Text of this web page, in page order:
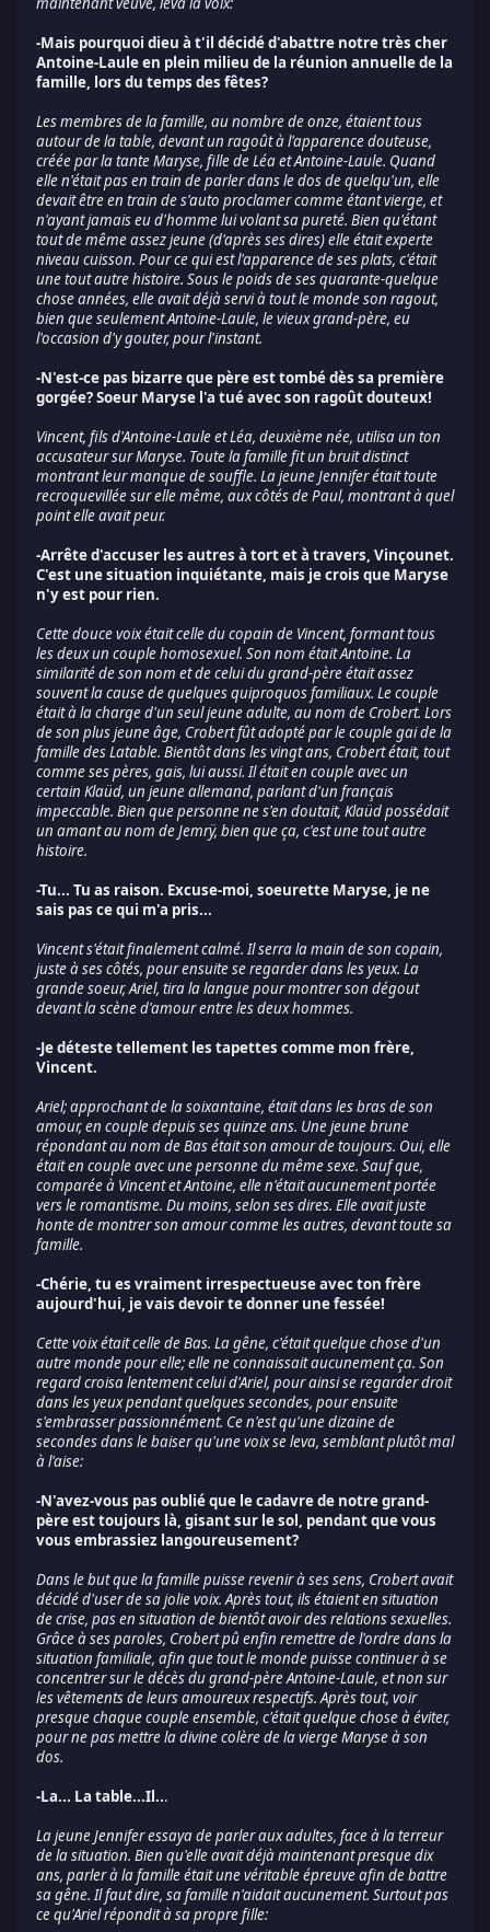
-Mais pourquoi dieu à t'il décidé d'abattre notre très cher
Antoine-Laule en plein milieu de la réunion annuelle de la
famille, lors du temps des fêtes?
Les membres de la famille, au nombre de onze, étaient tous
autour de la table, devant un ragoût à l'apparence douteuse,
créée par la tante Maryse, fille de Léa et Antoine-Laule. Quand
elle n'était pas en train de parler dans le dos de quelqu'un, elle
devait être en train de s'auto proclamer comme étant vierge, et
n'ayant jamais eu d'homme lui volant sa pureté. Bien qu'étant
tout de même assez jeune (d'après ses dires) elle était experte
niveau cuisson. Pour ce qui est l'apparence de ses plats, c'était
une tout autre histoire. Sous le poids de ses quarante-quelque
chose années, elle avait déjà servi à tout le monde son ragout,
bien que seulement Antoine-Laule, le vieux grand-père, eu
l'occasion d'y gouter, pour l'instant.
-N'est-ce pas bizarre que père est tombé dès sa première
gorgée? Soeur Maryse l'a tué avec son ragoût douteux!
Vincent, fils d'Antoine-Laule et Léa, deuxième née, utilisa un ton
accusateur sur Maryse. Toute la famille fit un bruit distinct
montrant leur manque de souffle. La jeune Jennifer était toute
recroquevillée sur elle même, aux côtés de Paul, montrant à quel
point elle avait peur.
-Arrête d'accuser les autres à tort et à travers, Vinçounet.
C'est une situation inquiétante, mais je crois que Maryse
n'y est pour rien.
Cette douce voix était celle du copain de Vincent, formant tous
les deux un couple homosexuel. Son nom était Antoine. La
similarité de son nom et de celui du grand-père était assez
souvent la cause de quelques quiproquos familiaux. Le couple
était à la charge d'un seul jeune adulte, au nom de Crobert. Lors
de son plus jeune âge, Crobert fût adopté par le couple gai de la
famille des Latable. Bientôt dans les vingt ans, Crobert était, tout
comme ses pères, gais, lui aussi. Il était en couple avec un
certain Klaüd, un jeune allemand, parlant d'un français
impeccable. Bien que personne ne s'en doutait, Klaüd possédait
un amant au nom de Jemrÿ, bien que ça, c'est une tout autre
histoire.
-Tu... Tu as raison. Excuse-moi, soeurette Maryse, je ne
sais pas ce qui m'a pris...
Vincent s'était finalement calmé. Il serra la main de son copain,
juste à ses côtés, pour ensuite se regarder dans les yeux. La
grande soeur, Ariel, tira la langue pour montrer son dégout
devant la scène d'amour entre les deux hommes.
-Je déteste tellement les tapettes comme mon frère,
Vincent.
Ariel; approchant de la soixantaine, était dans les bras de son
amour, en couple depuis ses quinze ans. Une jeune brune
répondant au nom de Bas était son amour de toujours. Oui, elle
était en couple avec une personne du même sexe. Sauf que,
comparée à Vincent et Antoine, elle n'était aucunement portée
vers le romantisme. Du moins, selon ses dires. Elle avait juste
honte de montrer son amour comme les autres, devant toute sa
famille.
-Chérie, tu es vraiment irrespectueuse avec ton frère
aujourd'hui, je vais devoir te donner une fessée!
Cette voix était celle de Bas. La gêne, c'était quelque chose d'un
autre monde pour elle; elle ne connaissait aucunement ça. Son
regard croisa lentement celui d'Ariel, pour ainsi se regarder droit
dans les yeux pendant quelques secondes, pour ensuite
s'embrasser passionnément. Ce n'est qu'une dizaine de
secondes dans le baiser qu'une voix se leva, semblant plutôt mal
à l'aise:
-N'avez-vous pas oublié que le cadavre de notre grand-
père est toujours là, gisant sur le sol, pendant que vous
vous embrassiez langoureusement?
Dans le but que la famille puisse revenir à ses sens, Crobert avait
décidé d'user de sa jolie voix. Après tout, ils étaient en situation
de crise, pas en situation de bientôt avoir des relations sexuelles.
Grâce à ses paroles, Crobert pû enfin remettre de l'ordre dans la
situation familiale, afin que tout le monde puisse continuer à se
concentrer sur le décès du grand-père Antoine-Laule, et non sur
les vêtements de leurs amoureux respectifs. Après tout, voir
presque chaque couple ensemble, c'était quelque chose à éviter,
pour ne pas mettre la divine colère de la vierge Maryse à son
dos.
-La... La table...Il...
La jeune Jennifer essaya de parler aux adultes, face à la terreur
de la situation. Bien qu'elle avait déjà maintenant presque dix
ans, parler à la famille était une véritable épreuve afin de battre
sa gêne. Il faut dire, sa famille n'aidait aucunement. Surtout pas
ce qu'Ariel répondit à sa propre fille: